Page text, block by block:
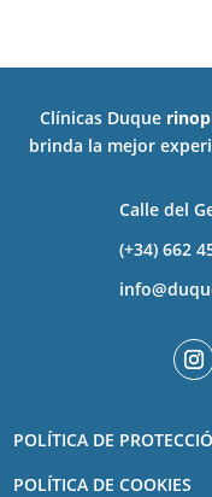
Clínicas Duque
brinda la mejor
Calle del
(+34) 662
POLÍTICA DE
POLÍTICA DE COOKIES